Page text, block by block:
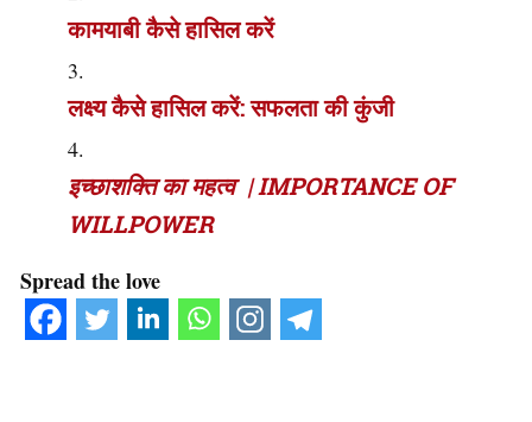
कामयाबी कैसे हासिल करें
लक्ष्य कैसे हासिल करें: सफलता की कुंजी
इच्छाशक्ति का महत्व | IMPORTANCE OF
WILLPOWER
Spread the love